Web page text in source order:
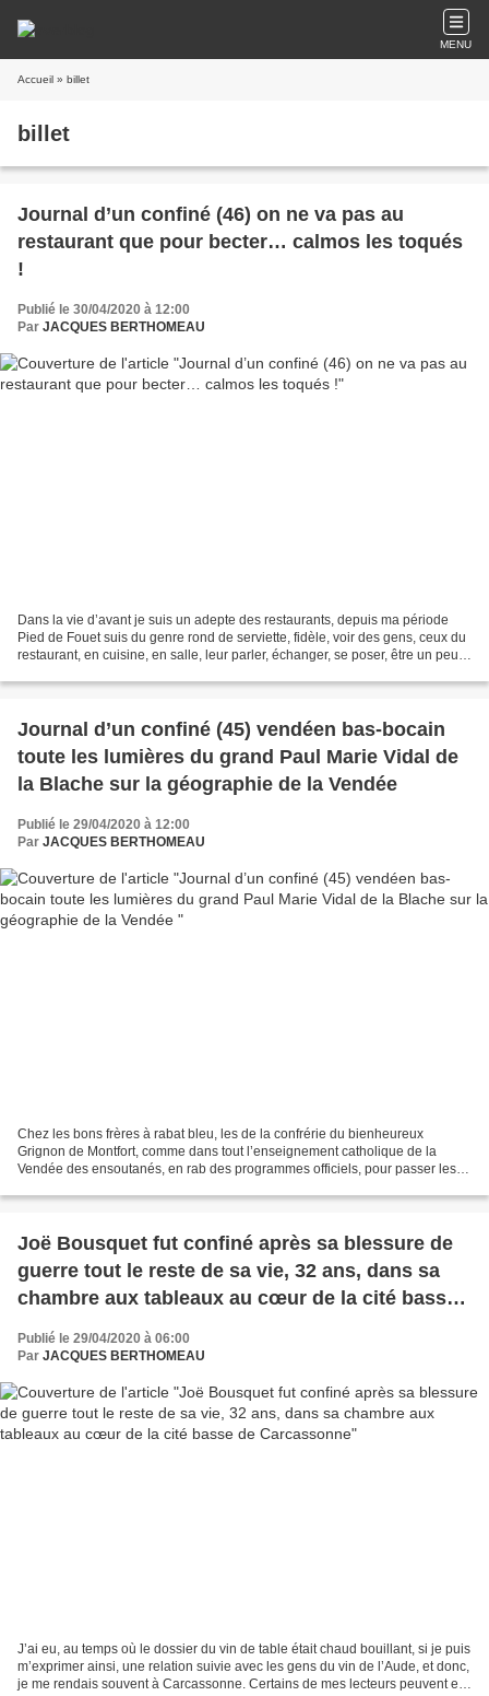
MENU
Accueil » billet
billet
Journal d’un confiné (46) on ne va pas au
restaurant que pour becter… calmos les toqués
!
Publié le 30/04/2020 à 12:00
Par JACQUES BERTHOMEAU
Dans la vie d’avant je suis un adepte des restaurants, depuis ma période
Pied de Fouet suis du genre rond de serviette, fidèle, voir des gens, ceux du
restaurant, en cuisine, en salle, leur parler, échanger, se poser, être un peu
Journal d’un confiné (45) vendéen bas-bocain
toute les lumières du grand Paul Marie Vidal de
la Blache sur la géographie de la Vendée
Publié le 29/04/2020 à 12:00
Par JACQUES BERTHOMEAU
Chez les bons frères à rabat bleu, les de la confrérie du bienheureux
Grignon de Montfort, comme dans tout l’enseignement catholique de la
Vendée des ensoutanés, en rab des programmes officiels, pour passer les
Joë Bousquet fut confiné après sa blessure de
guerre tout le reste de sa vie, 32 ans, dans sa
chambre aux tableaux au cœur de la cité basse
de Carcassonne
Publié le 29/04/2020 à 06:00
Par JACQUES BERTHOMEAU
J’ai eu, au temps où le dossier du vin de table était chaud bouillant, si je puis
m’exprimer ainsi, une relation suivie avec les gens du vin de l’Aude, et donc,
je me rendais souvent à Carcassonne. Certains de mes lecteurs peuvent en